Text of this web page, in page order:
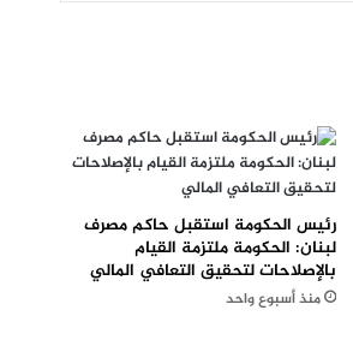
رئيس الحكومة استقبل حاكم مصرف
لبنان: الحكومة ملتزمة القيام
بالإصلاحات لتحقيق التعافي المالي
منذ أسبوع واحد